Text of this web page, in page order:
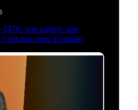
1976: une saison que
pas près d’oublier